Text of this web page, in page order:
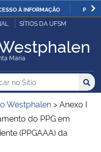
À INFORMAÇÃO
SÍTIOS DA UFSM
Maria
no no Sítio
Westphalen >Anexo I
do PPG em
(PPGAAA) da